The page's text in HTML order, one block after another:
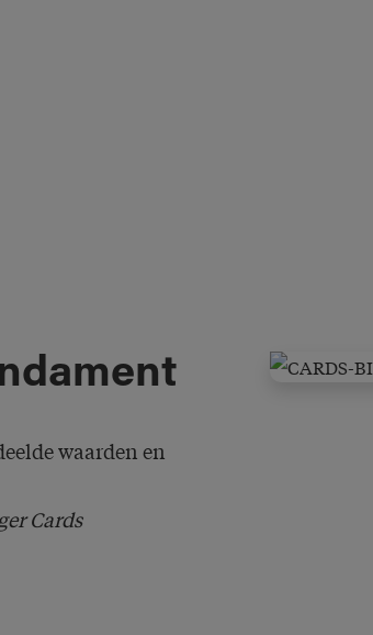
waarden en
Cards